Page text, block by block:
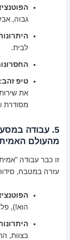
גבוה,
לבית.
טיפ זהב:
את
מסודרת
5. עבודה
מהעולם
זו כבר עבודה
עזרה במטבח,
הוא!),
בצוות,